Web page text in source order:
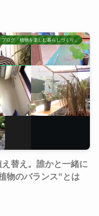
ブログ「植物を楽しむ暮らしづくり」
替え。誰かと一緒に
物のバランス”とは